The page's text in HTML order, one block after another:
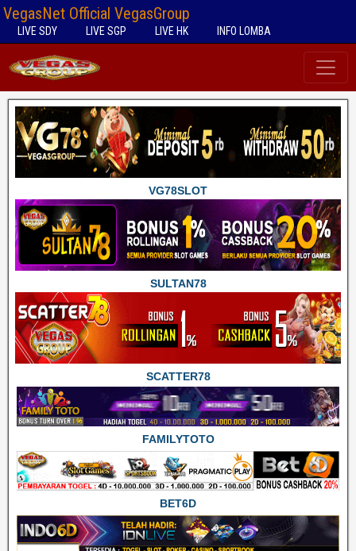
VegasNet Official VegasGroup
LIVE SDY LIVE SGP LIVE HK INFO LOMBA
VG78SLOT
SULTAN78
SCATTER78
FAMILYTOTO
BET6D